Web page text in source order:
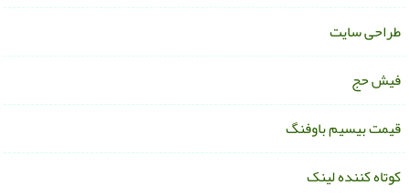
سایت
حج
بیسیم باوفنگ
کننده لینک